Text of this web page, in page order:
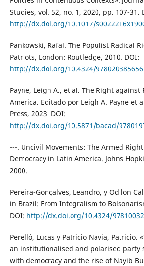
Studies, vol. 52, no. 1, 2020, pp. 107-31.
http://dx.doi.org/10.1017/
Pankowski, Rafal. The Populist Radical
Patriots, London: Routledge, 2010. DOI:
http://dx.doi.org/10.4324/
Payne, Leigh A., et al. The Right against
America. Editado por Leigh A. Payne et
Press, 2023. DOI:
http://dx.doi.org/10.5871/bacad/
---. Uncivil Movements: The Armed
Democracy in Latin America. Johns
2000.
Pereira-Gonçalves, Leandro, y Odilon
in Brazil: From Integralism to
DOI: http://dx.doi.org/10.4324/
Perelló, Lucas y Patricio Navia, Patricio.
an institutionalised and polarised party
with democracy and the rise of Nayib